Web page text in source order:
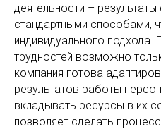
деятельности –
стандартными способами,
индивидуального подхода.
трудностей возможно
компания готова
результатов работы
вкладывать ресурсы в их
позволяет сделать